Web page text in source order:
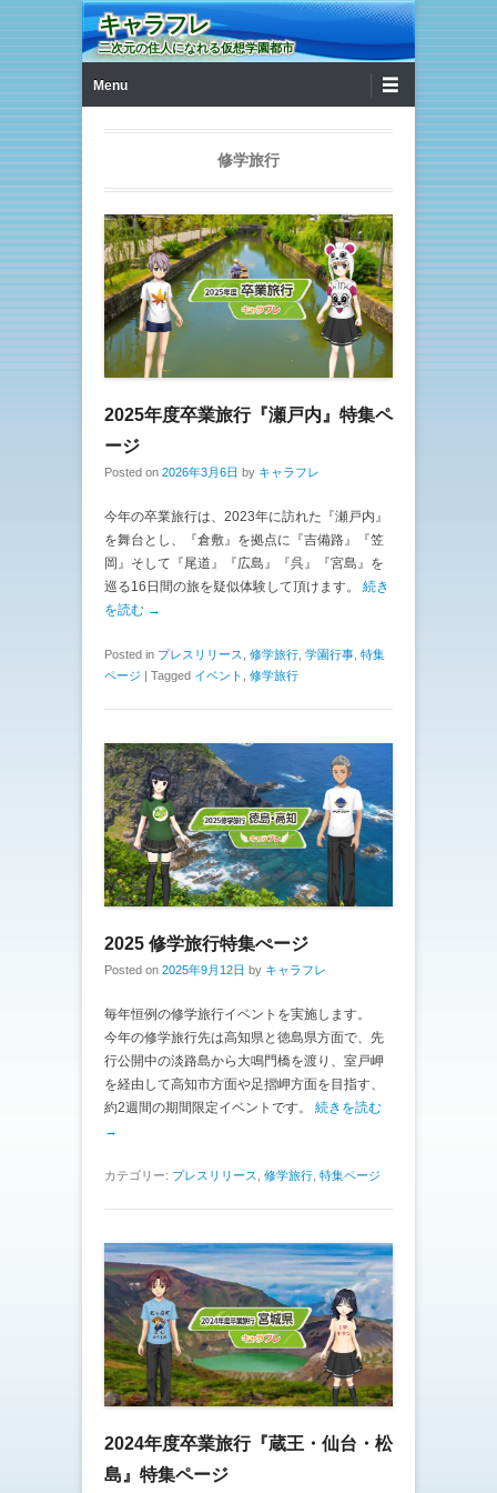
キャラフレ
二次元の住人になれる仮想学園都市
Menu
修学旅行
2025年度卒業旅行『瀬戸内』特集ペ
ージ
Posted on 2026年3月6日 by キャラフレ
今年の卒業旅行は、2023年に訪れた『瀬戸内』
を舞台とし、『倉敷』を拠点に『吉備路』『笠
岡』そして『尾道』『広島』『呉』『宮島』を
巡る16日間の旅を疑似体験して頂けます。 続き
を読む →
Posted in プレスリリース 修学旅行 学園行事 特集
ページ | Tagged イベント 修学旅行
2025 修学旅行特集ぺージ
Posted on 2025年9月12日 by キャラフレ
毎年恒例の修学旅行イベントを実施します。
今年の修学旅行先は高知県と徳島県方面で、先
行公開中の淡路島から大鳴門橋を渡り、室戸岬
を経由して高知市方面や足摺岬方面を目指す、
約2週間の期間限定イベントです。 続きを読む
→
カテゴリー: プレスリリース 修学旅行 特集ページ
2024年度卒業旅行『蔵王・仙台・松
島』特集ページ